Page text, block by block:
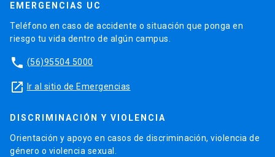
EMERGENCIAS UC
Teléfono en caso de accidente o situación que ponga en
riesgo tu vida dentro de algún campus.
phone (56)95504 5000
launch Ir al sitio de Emergencias
DISCRIMINACIÓN Y VIOLENCIA
Orientación y apoyo en casos de discriminación, violencia de
género o violencia sexual.